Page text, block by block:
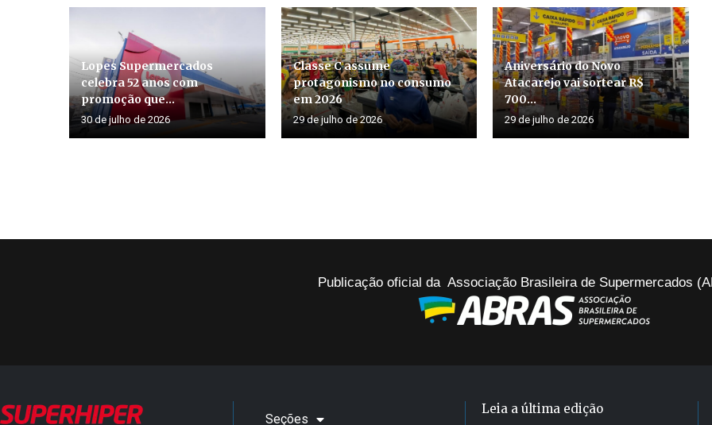
Lopes Supermercados
celebra 52 anos com
promoção que...
30 de julho de 2026
Classe C assume
protagonismo no consumo
em 2026
29 de julho de 2026
Aniversário do Novo
Atacarejo vai sortear R$
700...
29 de julho de 2026
Publicação oficial da Associação Brasileira de Supermercados
Seções
Leia a última edição